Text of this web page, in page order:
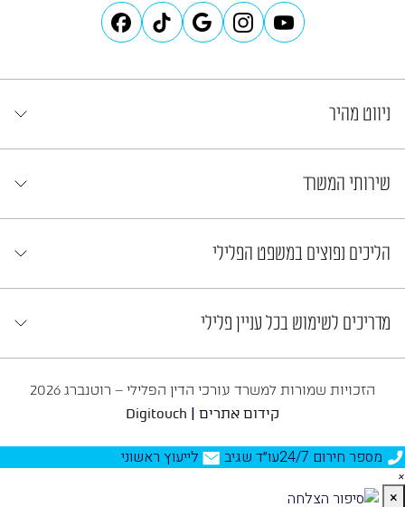
ניווט מהיר
שירותי המשרד
הליכים נפוצים במשפט הפלילי
מדריכים לשימוש בכל עניין פלילי
הזכויות שמורות למשרד עורכי הדין הפלילי – רוטנברג 2026
קידום אתרים |
Digitouch
מספר חירום 24/7 עו״ד שגיב לייעוץ ראשוני
×
×